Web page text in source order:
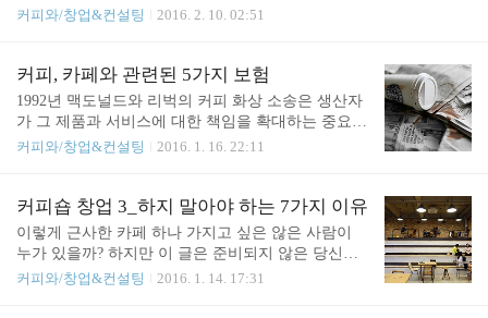
사용자에게 그 수준 이상의 임금을 지급하도록 법으
법적 지위를 가진다는 헌법 제6조2항에 따라 이미 사
회권규약 제7조에서 노동자와 가족의 생활을 보장하
는 생활급 수준의 최저임금제도를 마련해야 하는 국
가의 법적 의무가 존재한다고 할 수 있습니다. 다만
국제협약에 가입했기에 국제적 의무가 있다는 사실
다는 것이 중요합니다. 우리나라에서 법정최저시급
을 위반한 경우에는 3년 이하의 징역 또는 2천만원
이하의 벌금이 부과될 수 있습니다. 우리나라에서 최
저임금은 시간제/비정규..
커피와/창업&컨설팅 2016. 2. 10. 02:51
커피, 카페와 관련된 5가지 보험
1992년 맥도널드와 리벅의 커피 화상 소송은 생산자
가 그 제품과 서비스에 대한 책임을 확대하는 중요한
판례가 되었습니다. 리벅씨는 맥도날드 드라이브 쓰
던 중 무릅에 커피를 쏟아서 3도의 화상을 입었습니
다. 커피의 온도가 82-88도로 정상에 비해 훨씬 뜨거
웠지만 맥도날드가 리벅씨에게 적절한 주의를 주지
않았다는 이유로, 최종적으로 맥도날드가 64만 달러
를 배상하게 되었습니다. 미국이기 때문에 가능했던
커피와/창업&컨설팅 2016. 1. 16. 22:11
커피숍 창업 3_하지 말아야 하는 7가지 이유
이렇게 근사한 카페 하나 가지고 싶은 않은 사람이
누가 있을까? 하지만 이 글은 준비되지 않은 당신의
카페 창업을 가급적 말리기 위한 목적으로 작성되었
커피와/창업&컨설팅 2016. 1. 14. 17:31